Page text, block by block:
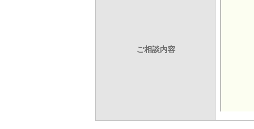
ご相談内容